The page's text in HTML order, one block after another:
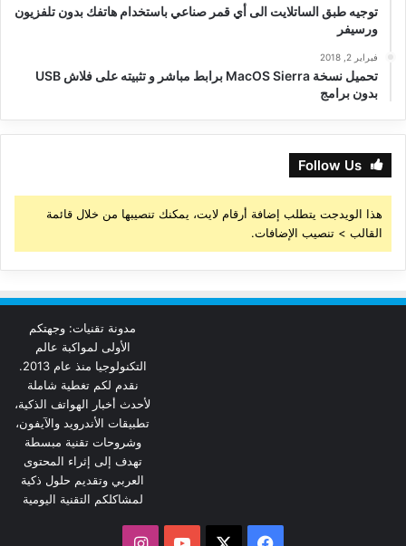
توجيه طبق الساتلايت الى أي قمر صناعي باستخدام هاتفك بدون تلفزيون
ورسيفر
فبراير 2, 2018
تحميل نسخة MacOS Sierra برابط مباشر و تثبيته على فلاش USB
بدون برامج
Follow Us
هذا الويدجت يتطلب إضافة أرقام لايت، يمكنك تنصيبها من خلال قائمة
القالب > تنصيب الإضافات.
مدونة تقنيات: وجهتكم
الأولى لمواكبة عالم
التكنولوجيا منذ عام 2013.
نقدم لكم تغطية شاملة
لأحدث أخبار الهواتف الذكية،
تطبيقات الأندرويد والآيفون،
وشروحات تقنية مبسطة
تهدف إلى إثراء المحتوى
العربي وتقديم حلول ذكية
لمشاكلكم التقنية اليومية
فيسبوك ‫YouTubeانستقرام